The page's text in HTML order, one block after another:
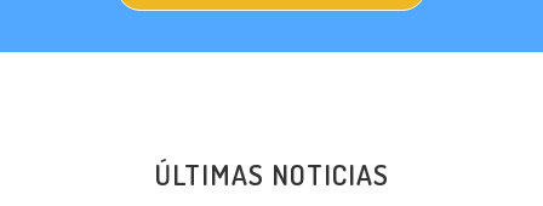
ÚLTIMAS NOTICIAS